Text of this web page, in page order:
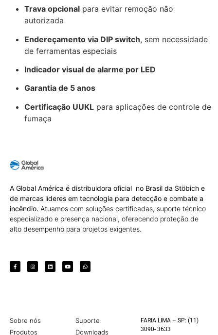
Trava opcional para evitar remoção não
autorizada
Endereçamento via DIP switch, sem necessidade
de ferramentas especiais
Indicador visual de alarme por LED
Garantia de 5 anos
Certificação UUKL para aplicações de controle de
fumaça
A Global América é distribuidora oficial no Brasil da Stöbich e
de marcas líderes em tecnologia para detecção e combate a
incêndio. Atuamos com soluções certificadas, suporte técnico
especializado e presença nacional, oferecendo proteção de
alto desempenho para projetos exigentes.
Sobre nós
Produtos
Suporte
Downloads
FARIA LIMA – SP: (11)
3090- 3633